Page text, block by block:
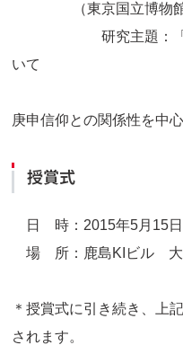
（東京国立博物館ア
研究主題：「曾我
いて
―『釈迦の本
庚申信仰との関係性を中
授賞式
日 時：2015年5月15日
場 所：鹿島KIビル 大
＊授賞式に引き続き、上
されます。